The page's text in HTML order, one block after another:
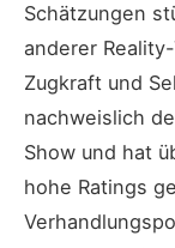
Schätzungen
anderer
Zugkraft und
nachweislich
Show und hat
hohe Ratings